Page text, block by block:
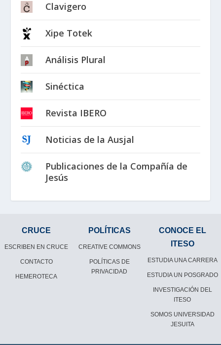
Clavigero
Xipe Totek
Análisis Plural
Sinéctica
Revista IBERO
Noticias de la Ausjal
Publicaciones de la Compañía de
Jesús
CRUCE
ESCRIBEN EN CRUCE
CONTACTO
HEMEROTECA
POLÍTICAS
CREATIVE COMMONS
POLÍTICAS DE
PRIVACIDAD
CONOCE EL
ITESO
ESTUDIA UNA CARRERA
ESTUDIA UN POSGRADO
INVESTIGACIÓN DEL
ITESO
SOMOS UNIVERSIDAD
JESUITA